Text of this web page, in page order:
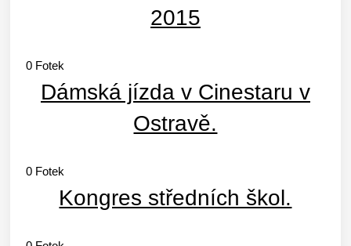
2015
0 Fotek
Dámská jízda v Cinestaru v
Ostravě.
0 Fotek
Kongres středních škol.